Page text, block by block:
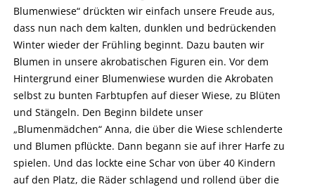
Blumenwiese“ drückten wir einfach unsere Freude aus,
dass nun nach dem kalten, dunklen und bedrückenden
Winter wieder der Frühling beginnt. Dazu bauten wir
Blumen in unsere akrobatischen Figuren ein. Vor dem
Hintergrund einer Blumenwiese wurden die Akrobaten
selbst zu bunten Farbtupfen auf dieser Wiese, zu Blüten
und Stängeln. Den Beginn bildete unser
„Blumenmädchen“ Anna, die über die Wiese schlenderte
und Blumen pflückte. Dann begann sie auf ihrer Harfe zu
spielen. Und das lockte eine Schar von über 40 Kindern
auf den Platz, die Räder schlagend und rollend über die